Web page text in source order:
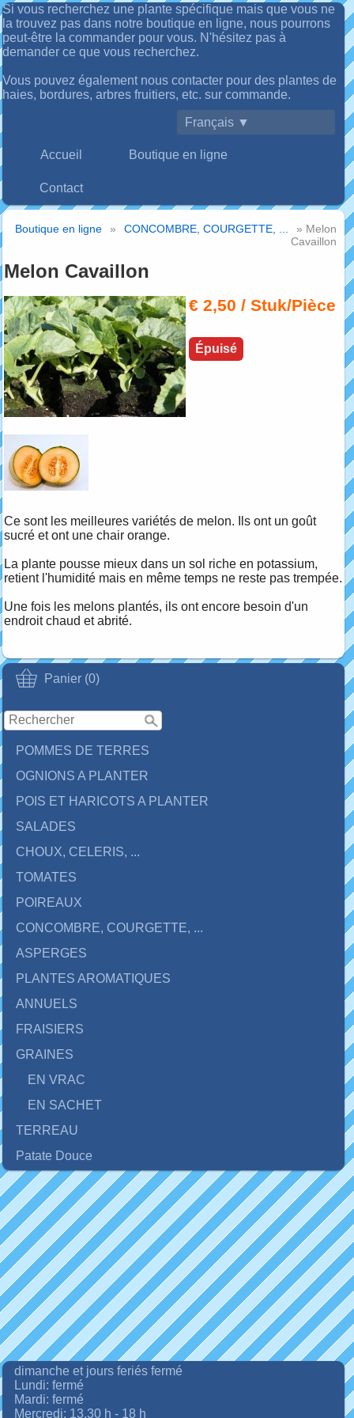
Si vous recherchez une plante spécifique mais que vous ne
la trouvez pas dans notre boutique en ligne, nous pourrons
peut-être la commander pour vous. N'hésitez pas à
demander ce que vous recherchez.
Vous pouvez également nous contacter pour des plantes de
haies, bordures, arbres fruitiers, etc. sur commande.
Français ▼
Accueil Boutique en ligne
Contact
Panier (0)
POMMES DE TERRES
OGNIONS A PLANTER
POIS ET HARICOTS A PLANTER
SALADES
CHOUX, CELERIS, ...
TOMATES
POIREAUX
CONCOMBRE, COURGETTE, ...
ASPERGES
PLANTES AROMATIQUES
ANNUELS
FRAISIERS
GRAINES
EN VRAC
EN SACHET
TERREAU
Patate Douce
Boutique en ligne » CONCOMBRE, COURGETTE, ...
» Melon
Cavaillon
Melon Cavaillon
€ 2,50 / Stuk/Pièce
Épuisé
Ce sont les meilleures variétés de melon. Ils ont un goût
sucré et ont une chair orange.
La plante pousse mieux dans un sol riche en potassium,
retient l'humidité mais en même temps ne reste pas trempée.
Une fois les melons plantés, ils ont encore besoin d'un
endroit chaud et abrité.
dimanche et jours feriés fermé
Lundi: fermé
Mardi: fermé
Mercredi: 13.30 h - 18 h